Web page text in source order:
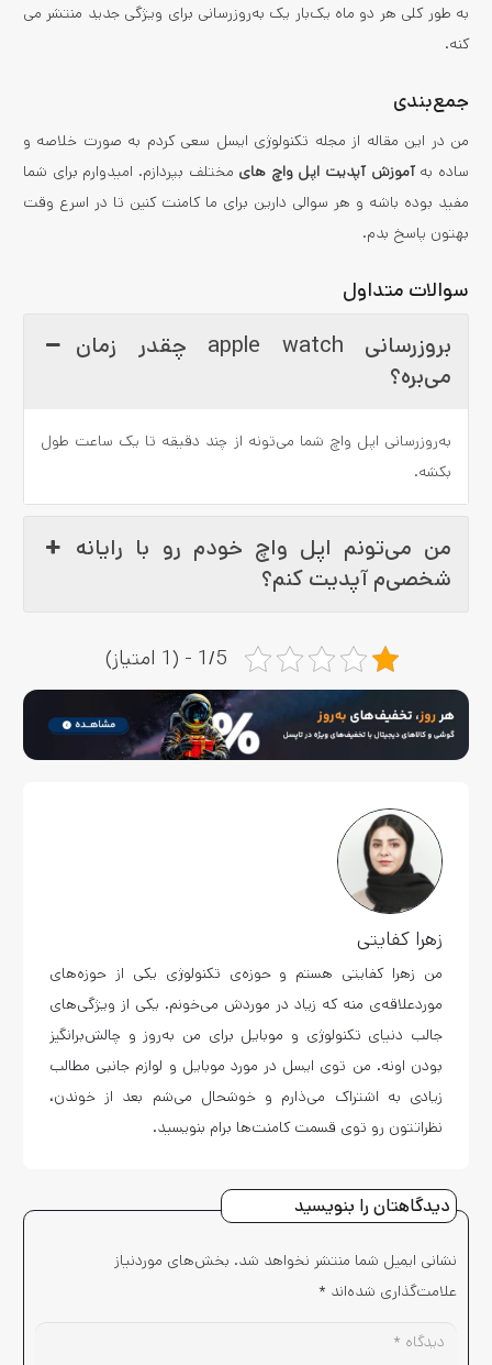
به طور کلی هر دو ماه یک‌بار یک به‌روز­رسانی برای ویژگی جدید منتشر می
کنه.
جمع­‌بندی
من در این مقاله از مجله تکنولوژی ایسل سعی کردم به صورت خلاصه و
ساده بهآموزش آپدیت اپل واچ ­های مختلف بپردازم. امیدوارم برای شما
مفید بوده باشه و هر سوالی دارین برای ما کامنت کنین تا در اسرع وقت
بهتون پاسخ بدم.
سوالات متداول
بروزرسانی apple watch چقدر زمان
می‌بره؟
به‌روزرسانی اپل واچ شما می‌تونه از چند دقیقه تا یک ساعت طول
بکشه.
من می‌تونم اپل واچ خودم رو با رایانه
شخصی‌م آپدیت کنم؟
1/5 - (1 امتیاز)
زهرا کفایتی
من زهرا کفایتی هستم و حوزه‌ی تکنولوژی یکی از حوزه‌های
موردعلاقه‌ی منه که زیاد در موردش می‌خونم. یکی از ویژگی‌های
جالب دنیای تکنولوژی و موبایل برای من به‌روز و چالش‌برانگیز
بودن اونه. من توی ایسل در مورد موبایل و لوازم جانبی مطالب
زیادی به اشتراک می‌ذارم و خوشحال می‌شم بعد از خوندن،
نظراتتون رو توی قسمت کامنت‌ها برام بنویسید.
دیدگاهتان را بنویسید
نشانی ایمیل شما منتشر نخواهد شد. بخش‌های موردنیاز
علامت‌گذاری شده‌اند *